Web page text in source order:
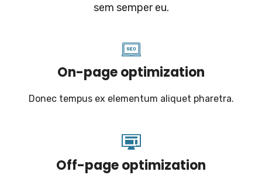
sem semper eu.
On-page optimization
Donec tempus ex elementum aliquet pharetra.
Off-page optimization